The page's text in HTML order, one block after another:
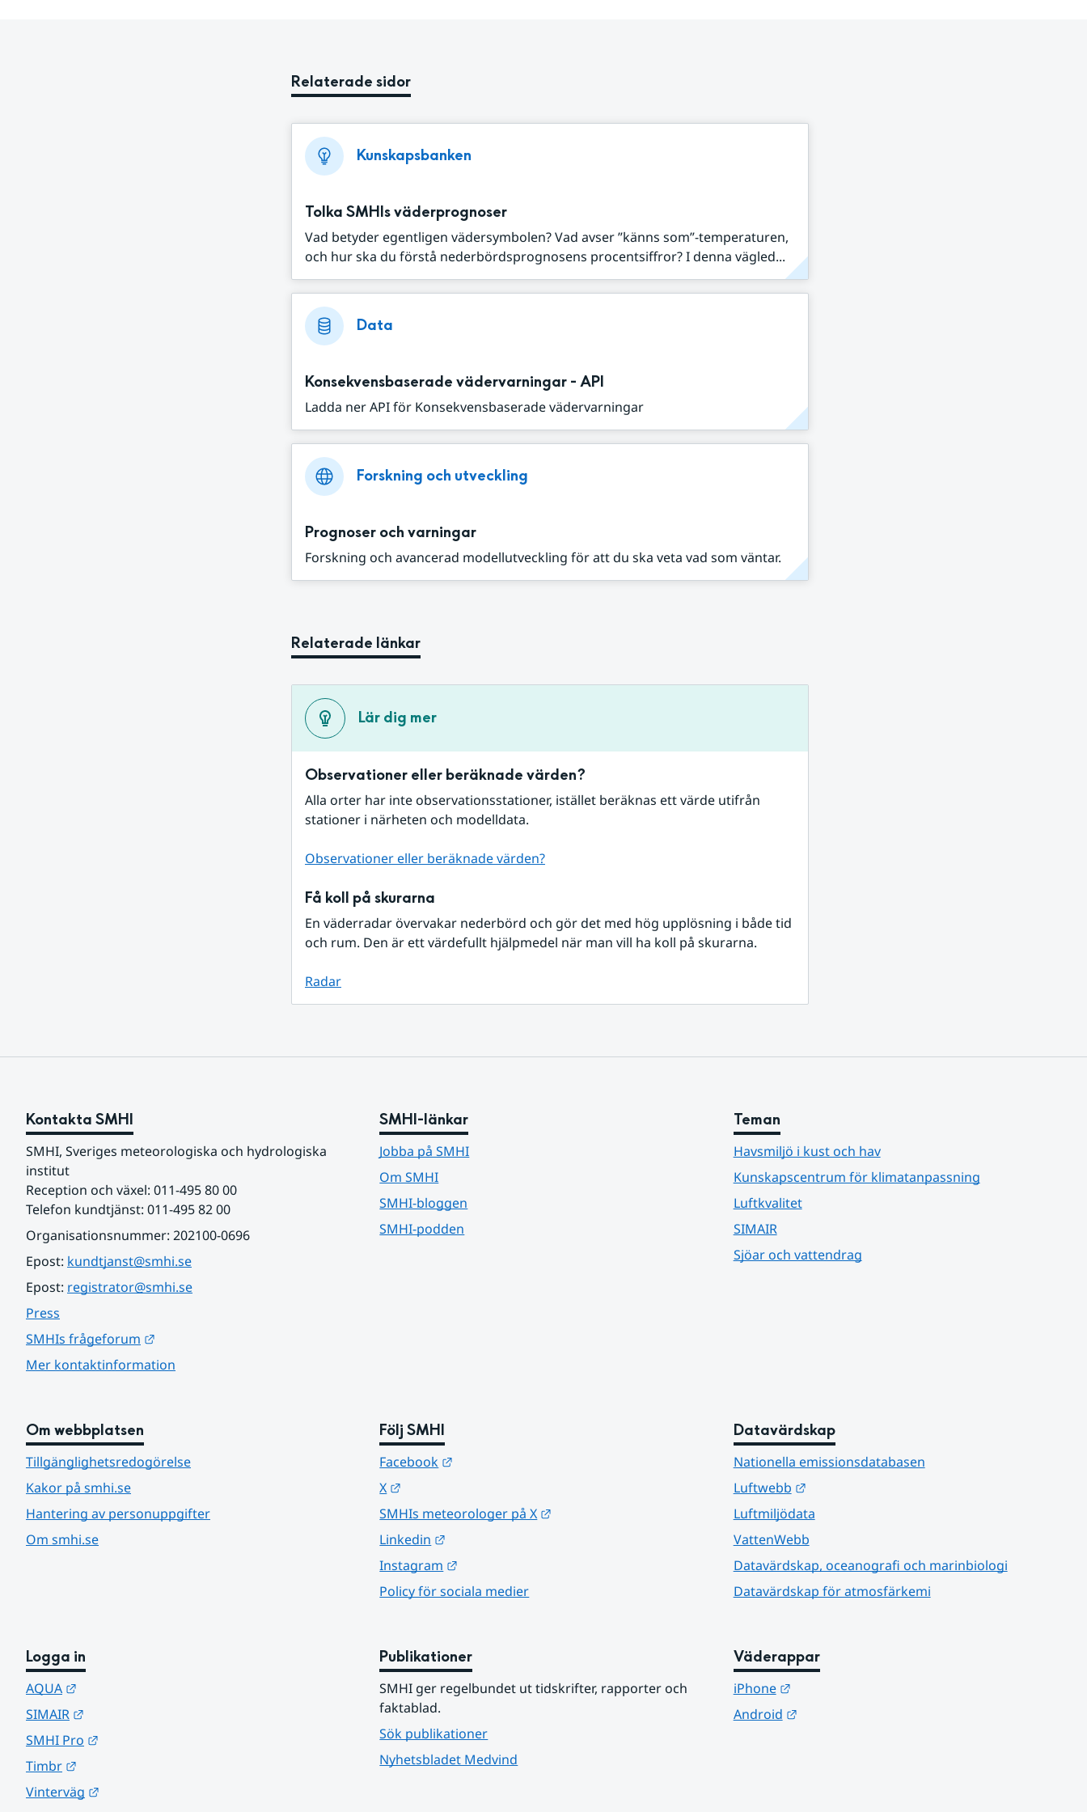
Relaterade sidor
Kunskapsbanken
Tolka SMHIs väderprognoser
Vad betyder egentligen vädersymbolen? Vad avser ”känns som”-temperaturen,
och hur ska du förstå nederbördsprognosens procentsiffror? I denna vägled...
Data
Konsekvensbaserade vädervarningar - API
Ladda ner API för Konsekvensbaserade vädervarningar
Forskning och utveckling
Prognoser och varningar
Forskning och avancerad modellutveckling för att du ska veta vad som väntar.
Relaterade länkar
Lär dig mer
Observationer eller beräknade värden?
Alla orter har inte observationsstationer, istället beräknas ett värde utifrån
stationer i närheten och modelldata.
Observationer eller beräknade värden?
Få koll på skurarna
En väderradar övervakar nederbörd och gör det med hög upplösning i både tid
och rum. Den är ett värdefullt hjälpmedel när man vill ha koll på skurarna.
Radar
Kontakta SMHI
SMHI, Sveriges meteorologiska och hydrologiska
institut
Reception och växel: 011-495 80 00
Telefon kundtjänst: 011-495 82 00
Organisationsnummer: 202100-0696
Epost: kundtjanst@smhi.se
Epost: registrator@smhi.se
Press
SMHIs frågeforum
Mer kontaktinformation
SMHI-länkar
Jobba på SMHI
Om SMHI
SMHI-bloggen
SMHI-podden
Teman
Havsmiljö i kust och hav
Kunskapscentrum för klimatanpassning
Luftkvalitet
SIMAIR
Sjöar och vattendrag
Om webbplatsen
Tillgänglighetsredogörelse
Kakor på smhi.se
Hantering av personuppgifter
Om smhi.se
Följ SMHI
Facebook
X
SMHIs meteorologer på X
Linkedin
Instagram
Policy för sociala medier
Datavärdskap
Nationella emissionsdatabasen
Luftwebb
Länk till annan webbplats.
Luftmiljödata
VattenWebb
Datavärdskap, oceanografi och marinbiologi
Datavärdskap för atmosfärkemi
Logga in
AQUA
SIMAIR
SMHI Pro
Timbr
Vinterväg
Publikationer
SMHI ger regelbundet ut tidskrifter, rapporter och
faktablad.
Sök publikationer
Nyhetsbladet Medvind
Väderappar
iPhone
Länk till annan webbplats.
Android
Länk till annan webbplats.